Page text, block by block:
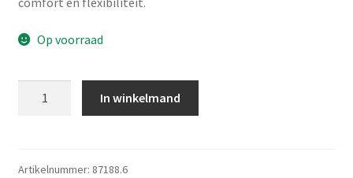
Op voorraad
Bedtafel
In winkelmand
Artikelnummer: 87188.6